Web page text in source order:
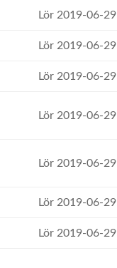
Lör 2019-06-29
Lör 2019-06-29
Lör 2019-06-29
Lör 2019-06-29
Lör 2019-06-29
Lör 2019-06-29
Lör 2019-06-29